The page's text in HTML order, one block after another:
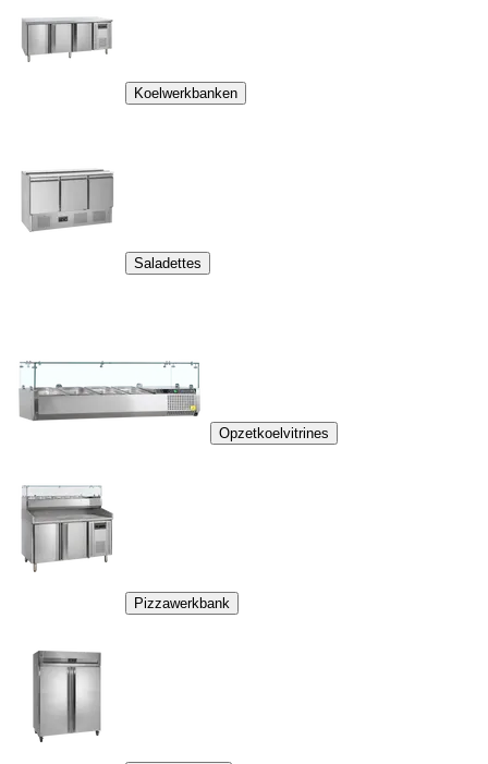
Koelwerkbanken
Saladettes
Opzetkoelvitrines
Pizzawerkbank